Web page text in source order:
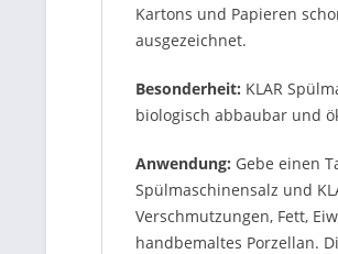
Kartons und Papieren
ausgezeichnet.
Besonderheit: KLAR
biologisch abbaubar und
Anwendung: Gebe einen
Spülmaschinensalz und
Verschmutzungen, Fett,
handbemaltes Porzellan.